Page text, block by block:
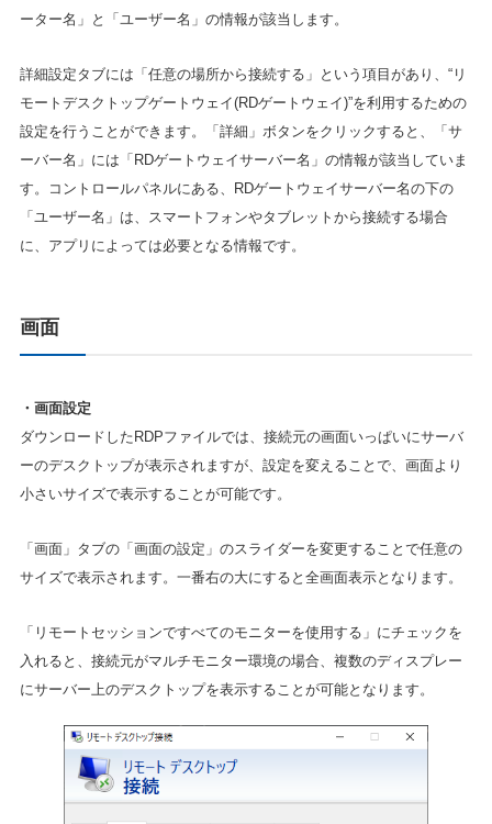
ーター名」と「ユーザー名」の情報が該当します。
詳細設定タブには「任意の場所から接続する」という項目があり、“リ
モートデスクトップゲートウェイ(RDゲートウェイ)”を利用するための
設定を行うことができます。「詳細」ボタンをクリックすると、「サ
ーバー名」には「RDゲートウェイサーバー名」の情報が該当していま
す。コントロールパネルにある、RDゲートウェイサーバー名の下の
「ユーザー名」は、スマートフォンやタブレットから接続する場合
に、アプリによっては必要となる情報です。
画面
・画面設定
ダウンロードしたRDPファイルでは、接続元の画面いっぱいにサーバ
ーのデスクトップが表示されますが、設定を変えることで、画面より
小さいサイズで表示することが可能です。
「画面」タブの「画面の設定」のスライダーを変更することで任意の
サイズで表示されます。一番右の大にすると全画面表示となります。
「リモートセッションですべてのモニターを使用する」にチェックを
入れると、接続元がマルチモニター環境の場合、複数のディスプレー
にサーバー上のデスクトップを表示することが可能となります。